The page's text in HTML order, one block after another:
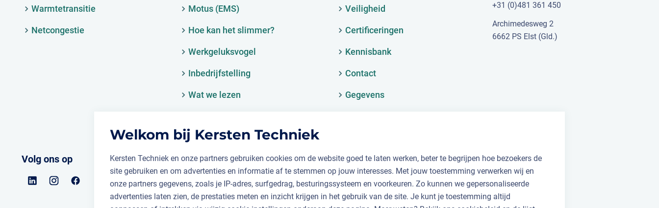
Welkom bij Kersten Techniek
Kersten Techniek en onze partners gebruiken cookies om de website goed te laten werken, beter te begrijpen hoe bezoekers de
site gebruiken en om advertenties en informatie af te stemmen op jouw interesses. Met jouw toestemming verwerken wij en
onze partners gegevens, zoals je IP-adres, surfgedrag, besturingssysteem en voorkeuren. Zo kunnen we gepersonaliseerde
advertenties laten zien, de prestaties meten en inzicht krijgen in het gebruik van de site. Je kunt je toestemming altijd
Warmtetransitie
Netcongestie
Motus (EMS)
Hoe kan het slimmer?
Werkgeluksvogel
Inbedrijfstelling
Wat we lezen
Veiligheid
Certificeringen
Kennisbank
Contact
Gegevens
+31 (0)481 361 450
Archimedesweg 2
6662 PS Elst (Gld.)
Volg ons op